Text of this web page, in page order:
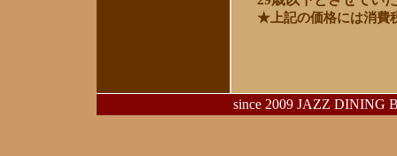
★上記の価格には消費
since 2009 JAZZ DINING